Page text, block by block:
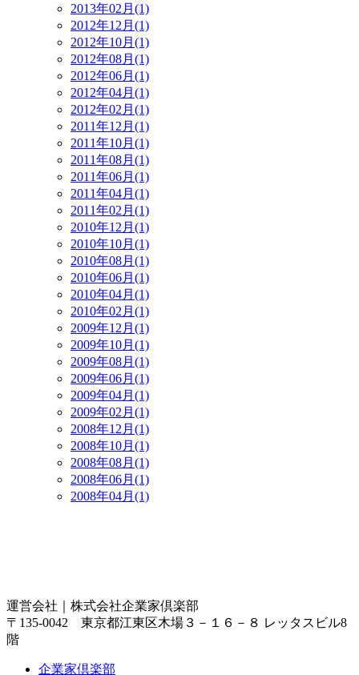
2013年02月(1)
2012年12月(1)
2012年10月(1)
2012年08月(1)
2012年06月(1)
2012年04月(1)
2012年02月(1)
2011年12月(1)
2011年10月(1)
2011年08月(1)
2011年06月(1)
2011年04月(1)
2011年02月(1)
2010年12月(1)
2010年10月(1)
2010年08月(1)
2010年06月(1)
2010年04月(1)
2010年02月(1)
2009年12月(1)
2009年10月(1)
2009年08月(1)
2009年06月(1)
2009年04月(1)
2009年02月(1)
2008年12月(1)
2008年10月(1)
2008年08月(1)
2008年06月(1)
2008年04月(1)
運営会社｜ 株式会社企業家倶楽部
〒135-0042 東京都江東区木場３－１６－８ レッタスビル8
階
企業家倶楽部